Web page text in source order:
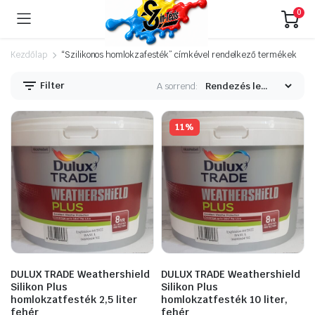
0
Kezdőlap “Szilikonos homlokzafesték” címkével rendelkező termékek
Filter A sorrend:
DULUX TRADE Weathershield
Silikon Plus
homlokzatfesték 2,5 liter
fehér
11%
DULUX TRADE Weathershield
Silikon Plus
homlokzatfesték 10 liter,
fehér